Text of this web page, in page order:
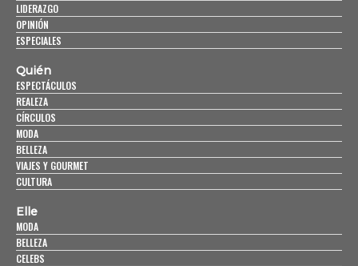
LIDERAZGO
OPINIÓN
ESPECIALES
Quién
ESPECTÁCULOS
REALEZA
CÍRCULOS
MODA
BELLEZA
VIAJES Y GOURMET
CULTURA
Elle
MODA
BELLEZA
CELEBS